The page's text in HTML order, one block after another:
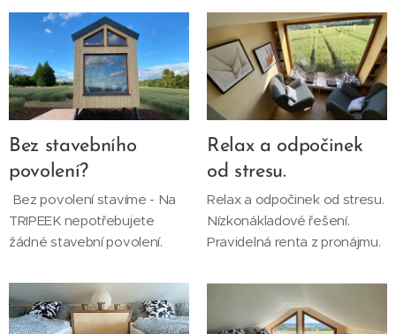
Bez stavebního
povolení?
Bez povolení stavíme - Na
TRIPEEK nepotřebujete
žádné stavební povolení.
Relax a odpočinek
od stresu.
Relax a odpočinek od stresu.
Nízkonákladové řešení.
Pravidelná renta z pronájmu.